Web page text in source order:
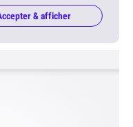
& afficher